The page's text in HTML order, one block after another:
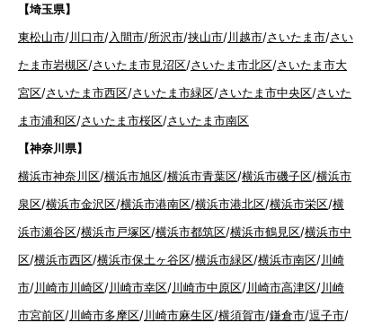
【埼玉県】
東松山市/川口市/入間市/所沢市/挟山市/川越市/さいたま市/さい
たま市岩槻区/さいたま市見沼区/さいたま市北区/さいたま市大
宮区/さいたま市西区/さいたま市緑区/さいたま市中央区/さいた
ま市浦和区/さいたま市桜区/さいたま市南区
【神奈川県】
横浜市神奈川区/横浜市旭区/横浜市青葉区/横浜市磯子区/横浜市
泉区/横浜市金沢区/横浜市港南区/横浜市港北区/横浜市栄区/横
浜市瀬谷区/横浜市戸塚区/横浜市都筑区/横浜市鶴見区/横浜市中
区/横浜市西区/横浜市保土ヶ谷区/横浜市緑区/横浜市南区/川崎
市/川崎市川崎区/川崎市幸区/川崎市中原区/川崎市高津区/川崎
市宮前区/川崎市多摩区/川崎市麻生区/横須賀市/鎌倉市/逗子市/